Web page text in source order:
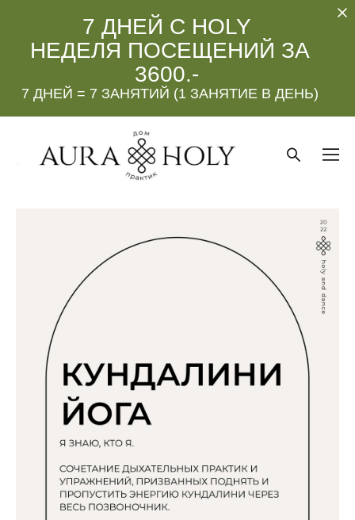
7 ДНЕЙ С HOLY
НЕДЕЛЯ ПОСЕЩЕНИЙ ЗА
3600.-
7 ДНЕЙ = 7 ЗАНЯТИЙ (1 ЗАНЯТИЕ В ДЕНЬ)